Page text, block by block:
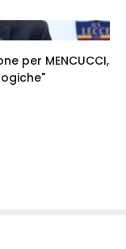
per MENCUCCI,